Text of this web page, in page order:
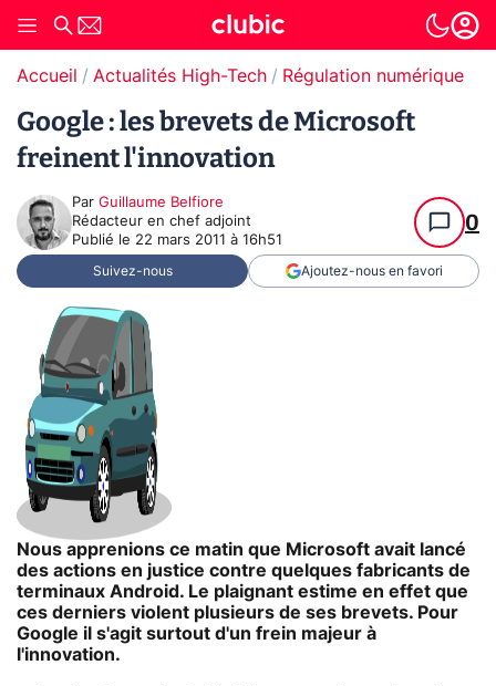
Accueil Actualités High-Tech Régulation numérique
Google : les brevets de Microsoft
freinent l'innovation
Par Guillaume Belfiore
Rédacteur en chef adjoint
Publié le 22 mars 2011 à 16h51
0
Suivez-nous Ajoutez-nous en favori
Nous apprenions ce matin que Microsoft avait lancé
des actions en justice contre quelques fabricants de
terminaux Android. Le plaignant estime en effet que
ces derniers violent plusieurs de ses brevets. Pour
Google il s'agit surtout d'un frein majeur à
l'innovation.